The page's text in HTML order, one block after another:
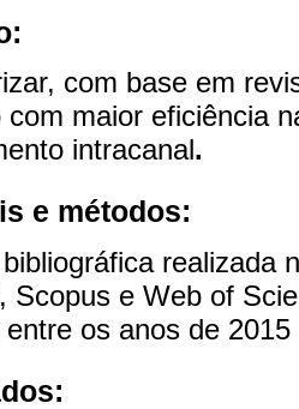
com base em
com maior eficiência
intracanal.
e métodos:
realizada
Scopus e Web of
entre os anos de 2015